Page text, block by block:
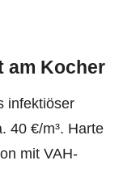
am Kocher
infektiöser
40 €/m³. Harte
mit VAH-